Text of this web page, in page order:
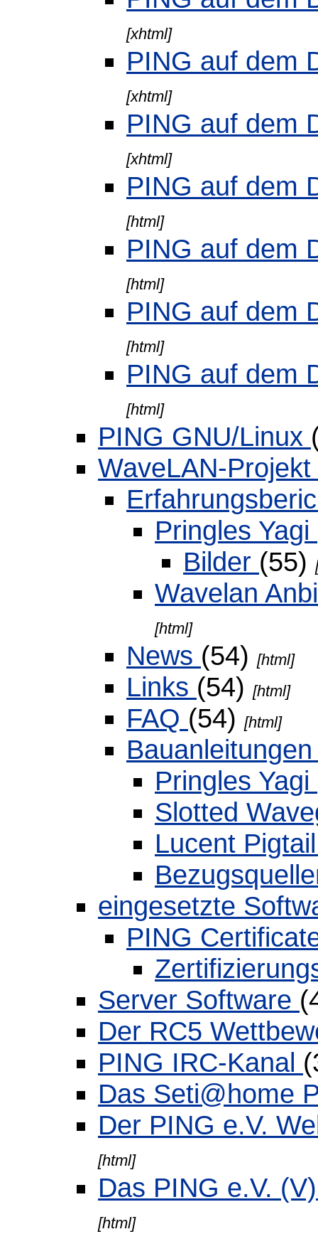
[xhtml]
PING auf dem
[xhtml]
PING auf dem
[xhtml]
PING auf dem
[html]
PING auf dem
[html]
PING auf dem
[html]
PING auf dem
[html]
PING GNU/Linux
WaveLAN-Projekt
Pringles Yagi
Bilder (55)
Wavelan
[html]
News (54) [html]
Links (54) [html]
FAQ (54) [html]
Pringles Yagi
Slotted
Lucent
eingesetzte
PING
Server Software
Der RC5
PING IRC-Kanal
Das Seti@home
Der PING e.V.
[html]
Das PING e.V.
[html]